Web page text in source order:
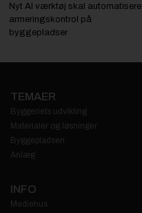
Nyt AI værktøj skal automatisere
armeringskontrol på
byggepladser
TEMAER
Byggeriets udvikling
Materialer og løsninger
Byggepladsen
Anlæg
INFO
Mediehus